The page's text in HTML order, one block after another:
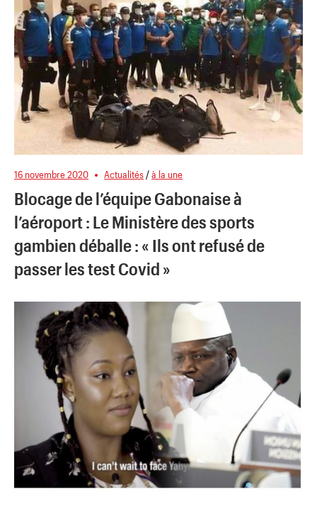
16 novembre 2020 Actualités /à la une
Blocage de l’équipe Gabonaise à
l’aéroport : Le Ministère des sports
gambien déballe : « Ils ont refusé de
passer les test Covid »